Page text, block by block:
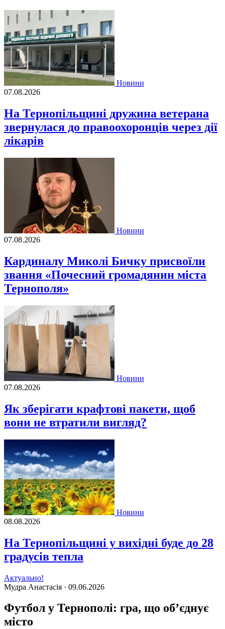
Новини
07.08.2026
На Тернопільщині дружина ветерана
звернулася до правоохоронців через дії
лікарів
Новини
07.08.2026
Кардиналу Миколі Бичку присвоїли
звання «Почесний громадянин міста
Тернополя»
Новини
07.08.2026
Як зберігати крафтові пакети, щоб
вони не втратили вигляд?
Новини
08.08.2026
На Тернопільщині у вихідні буде до 28
градусів тепла
Актуально!
Мудра Анастасія · 09.06.2026
Футбол у Тернополі: гра, що об’єднує
місто